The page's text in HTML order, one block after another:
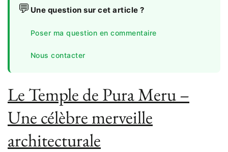
💬 Une question sur cet article ?
Poser ma question en commentaire
Nous contacter
Le Temple de Pura Meru –
Une célèbre merveille
architecturale